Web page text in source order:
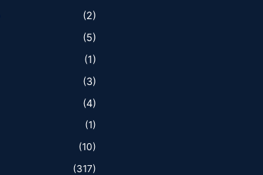
(2)
(5)
(1)
(3)
(4)
(1)
(10)
(317)